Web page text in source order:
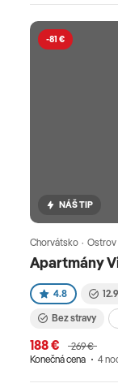
-81 €
NÁŠ TIP
Apartmány
Chorvátsko · Ostrov
4.8
Bez stravy
188 €
269 €
Konečná cena
4